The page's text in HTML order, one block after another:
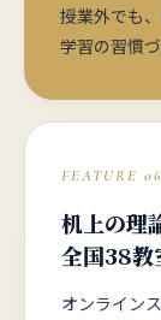
授業外でも
学習の習慣
FEATURE 06
机上の理
全国38教
オンライン